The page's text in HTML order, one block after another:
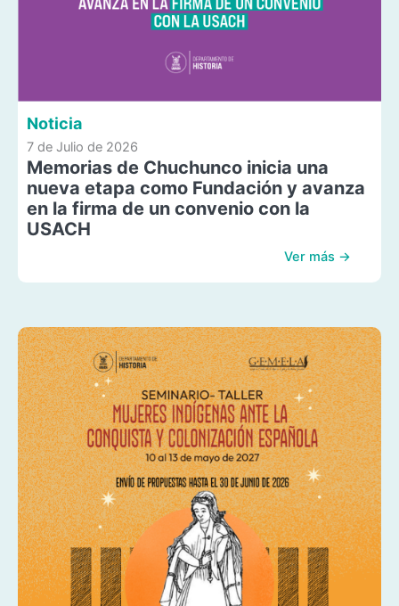
Noticia
7 de Julio de 2026
Memorias de Chuchunco inicia una
nueva etapa como Fundación y avanza
en la firma de un convenio con la
USACH
Ver más →